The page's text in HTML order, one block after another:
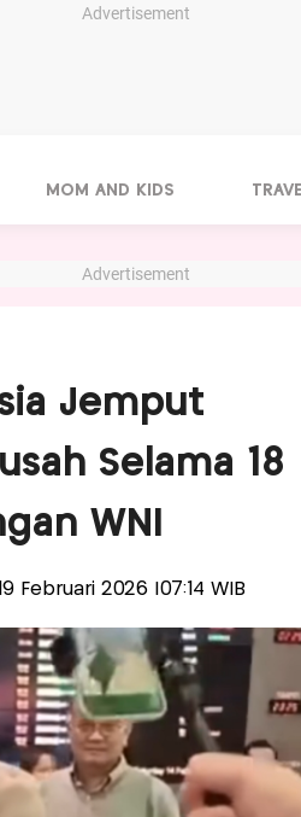
Advertisement
MOM AND KIDS
Advertisement
Jemput
Selama 18
WNI
Februari 2026 |07:14 WIB